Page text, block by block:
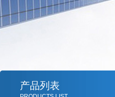
产品列表